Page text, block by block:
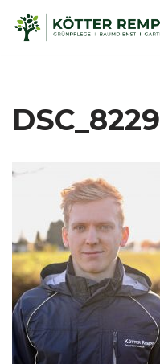
Zum
DSC_8229